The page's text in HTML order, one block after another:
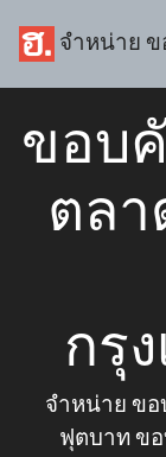
จำหน่าย
ขอบ
ตลา
กรุ
จำหน่าย ขอ
ฟุตบาท ข